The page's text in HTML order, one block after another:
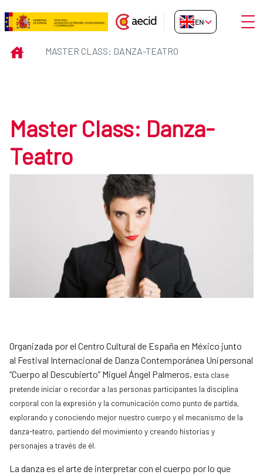
Skip to Main Content
Master Class: Danza-Teatro
EN-GB
INICIOMASTER CLASS: DANZA-TEATRO
Master Class: Danza-
Teatro
​Organizada por el Centro Cultural de España en México junto
al Festival Internacional de Danza Contemporánea Unipersonal
“Cuerpo al Descubierto” Miguel Ángel Palmeros, esta clase
pretende iniciar o recordar a las personas participantes la disciplina
corporal con la expresión y la comunicación como punto de partida,
explorando y conociendo mejor nuestro cuerpo y el mecanismo de la
danza-teatro, partiendo del movimiento y creando historias y
personajes a través de él.
La danza es el arte de interpretar con el cuerpo por lo que